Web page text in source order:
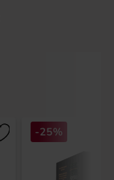
-25%